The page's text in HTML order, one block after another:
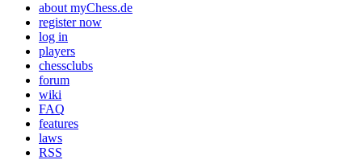
about myChess.de
register now
log in
players
chessclubs
forum
wiki
FAQ
features
laws
RSS